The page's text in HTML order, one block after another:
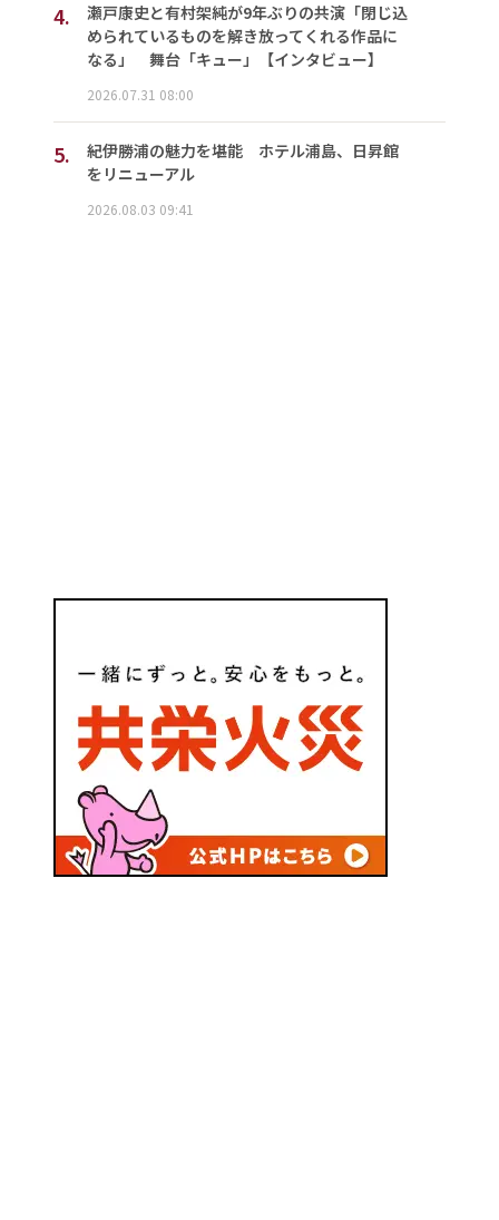
4.
瀬戸康史と有村架純が9年ぶりの共演「閉じ込
められているものを解き放ってくれる作品に
なる」 舞台「キュー」【インタビュー】
2026.07.31 08:00
5.
紀伊勝浦の魅力を堪能 ホテル浦島、日昇館
をリニューアル
2026.08.03 09:41